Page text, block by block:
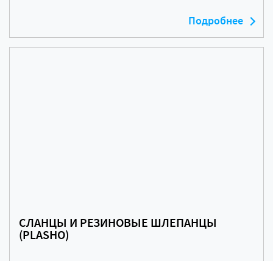
Подробнее
СЛАНЦЫ И РЕЗИНОВЫЕ ШЛЕПАНЦЫ
(PLASHO)